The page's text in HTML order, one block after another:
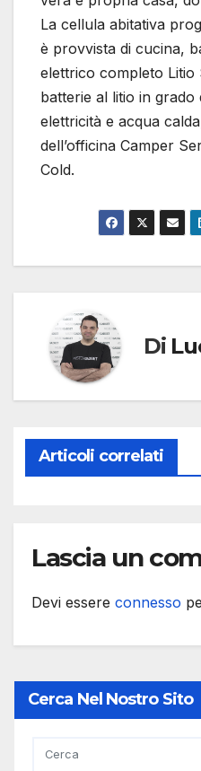
La cellula abitativa
è provvista di cucina,
elettrico completo Litio
batterie al litio in grado
elettricità e acqua
dell’officina Camper
Cold.
Di
Articoli correlati
Lascia un
Devi essere connesso
Cerca Nel Nostro Sito